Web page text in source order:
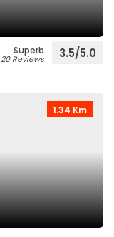
Superb
20 Reviews 3.5/5.0
1.34 Km